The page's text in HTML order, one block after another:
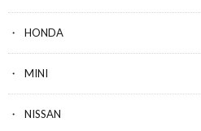
HONDA
MINI
NISSAN